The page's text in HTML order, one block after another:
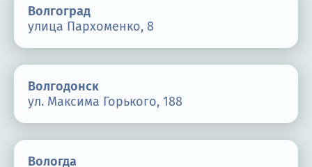
Волгоград
улица Пархоменко, 8
Волгодонск
ул. Максима Горького, 188
Вологда